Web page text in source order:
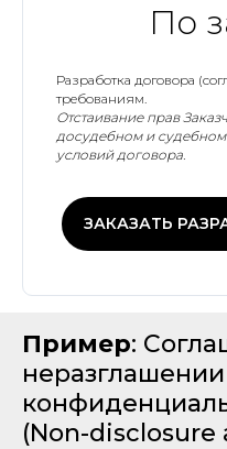
По
Разработка договора
требованиям.
Отстаивание прав
досудебном и
условий договора.
ЗАКАЗАТЬ
Пример:
неразглашении
(Non-